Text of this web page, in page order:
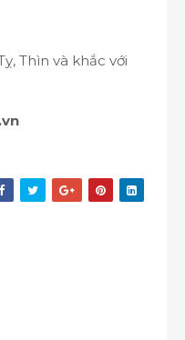
Thìn và khắc với